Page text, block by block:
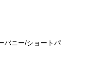
バニー/ショートパ